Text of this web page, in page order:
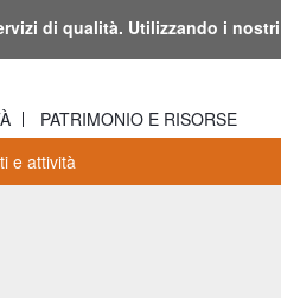
Log-in Informazioni
PATRIMONIO E RISORSE
e attività
di qualità. Utilizzando i